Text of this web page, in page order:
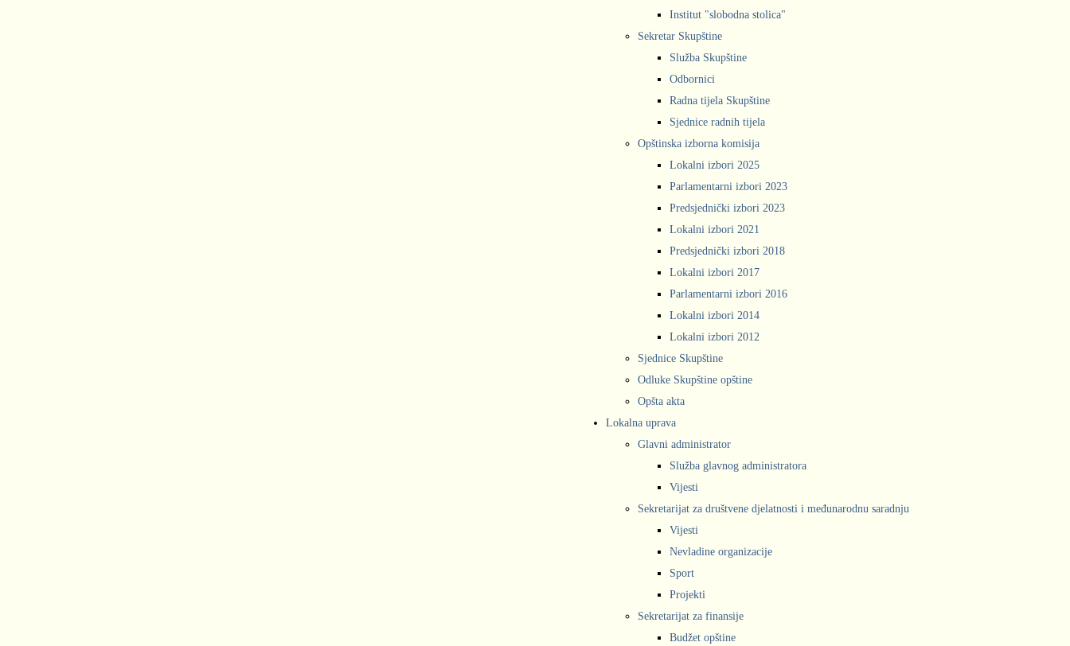
Institut "slobodna stolica"
Sekretar Skupštine
Služba Skupštine
Odbornici
Radna tijela Skupštine
Sjednice radnih tijela
Opštinska izborna komisija
Lokalni izbori 2025
Parlamentarni izbori 2023
Predsjednički izbori 2023
Lokalni izbori 2021
Predsjednički izbori 2018
Lokalni izbori 2017
Parlamentarni izbori 2016
Lokalni izbori 2014
Lokalni izbori 2012
Sjednice Skupštine
Odluke Skupštine opštine
Opšta akta
Lokalna uprava
Glavni administrator
Služba glavnog administratora
Vijesti
Sekretarijat za društvene djelatnosti i međunarodnu saradnju
Vijesti
Nevladine organizacije
Sport
Projekti
Sekretarijat za finansije
Budžet opštine